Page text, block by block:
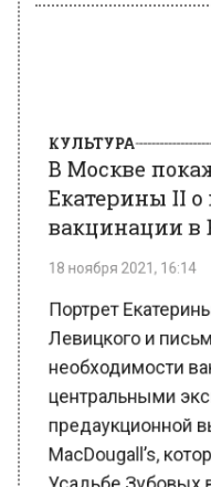
Екатерины II
вакцинации в
18 ноября 2021, 16:14
Портрет
необходимости
центральными
предаукционной
MacDougall’s,
Усадьбе Зубовых
представлены